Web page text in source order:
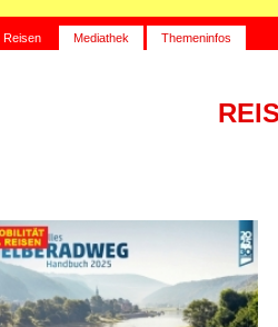
Reisen Mediathek Themeninfos